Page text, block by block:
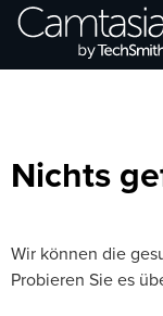
Direkt
zumBrowse
Nichts
Wir können die
Probieren Sie es